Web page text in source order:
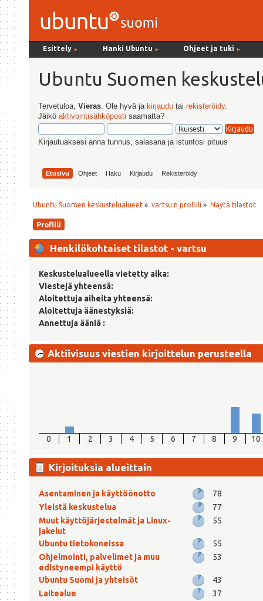
Esittely ► Hanki Ubuntu ► Ohjeet ja tuki ►
Ubuntu Suomen
Tervetuloa,Vieras . Ole hyvä ja kirjaudu tairekisteröidy.
Jäiköaktivointisähköposti saamatta?
Kirjautuaksesi anna tunnus, salasana ja istuntosi pituus
Etusivu Ohjeet Haku Kirjaudu Rekisteröidy
Ubuntu Suomen keskustelualueet » vartsu:n profiili » Näytä tilastot
Profiili
Henkilökohtaiset tilastot - vartsu
Keskustelualueella vietetty aika:
Viestejä yhteensä:
Aloitettuja aiheita yhteensä:
Aloitettuja äänestyksiä:
Annettuja ääniä :
Aktiivisuus viestien kirjoittelun perusteella
0 1 2 3 4 5 6 7 8 9 10
Kirjoituksia alueittain
Asentaminen ja käyttöönotto
78
Yleistä keskustelua
77
Muut käyttöjärjestelmät ja Linux-
jakelut
55
Ubuntu tietokoneissa
55
Ohjelmointi, palvelimet ja muu
edistyneempi käyttö
53
Ubuntu Suomi ja yhteisöt
43
Laitealue
37